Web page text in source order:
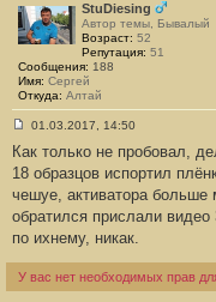
StuDiesing
Автор темы, Бывалый
Возраст: 52
Репутация: 51
Сообщения: 188
Имя: Сергей
Откуда: Алтай
о
о
б
щ
н
и
#
1
01.03.2017, 14:50
Как только не пробовал,
18 образцов испортил
чешуе, активатора
обратился прислали видео
по ихнему, никак.
У вас нет необходимых прав